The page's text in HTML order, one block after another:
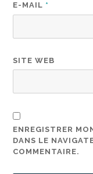
E-MAIL *
SITE WEB
ENREGISTRER
DANS LE
COMMENTAIRE.